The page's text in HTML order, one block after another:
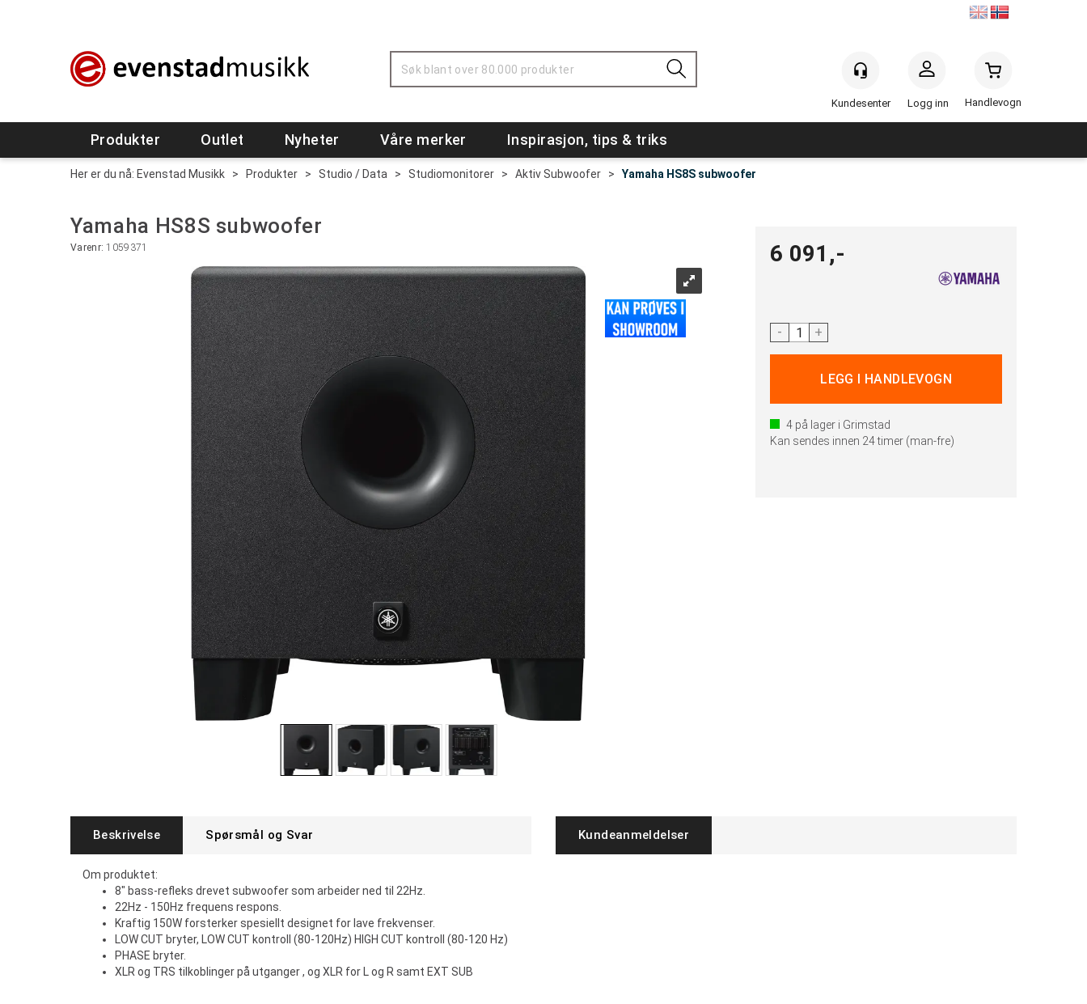
Logg inn Handlevogn
Produkter Outlet Nyheter Våre merker Inspirasjon, tips & triks
Her er du nå: Evenstad Musikk > Produkter > Studio / Data > Studiomonitorer > Aktiv Subwoofer > Yamaha HS8S subwoofer
Yamaha HS8S subwoofer
Varenr:1059371 6 091,-
- +
4 på lager i Grimstad
Kan sendes innen 24 timer (man-fre)
Beskrivelse Spørsmål og Svar
Om produktet:
8" bass-refleks drevet subwoofer som arbeider ned til 22Hz.
22Hz - 150Hz frequens respons.
Kraftig 150W forsterker spesiellt designet for lave frekvenser.
LOW CUT bryter, LOW CUT kontroll (80-120Hz) HIGH CUT kontroll (80-120 Hz)
PHASE bryter.
XLR og TRS tilkoblinger på utganger , og XLR for L og R samt EXT SUB
Kundeanmeldelser